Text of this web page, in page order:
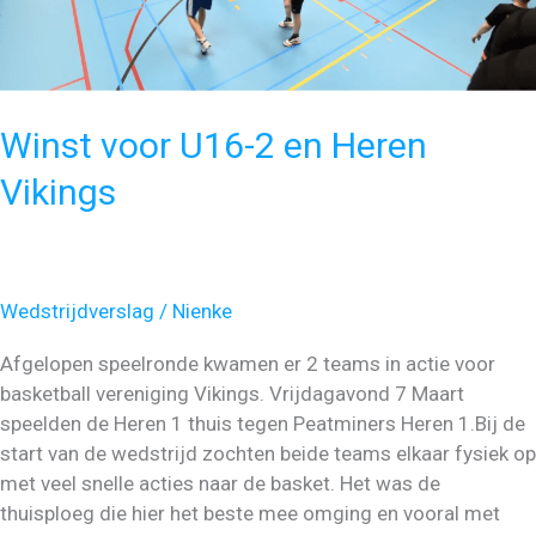
Winst voor U16-2 en Heren
Vikings
Wedstrijdverslag / Nienke
Afgelopen speelronde kwamen er 2 teams in actie voor
basketball vereniging Vikings. Vrijdagavond 7 Maart
speelden de Heren 1 thuis tegen Peatminers Heren 1.Bij de
start van de wedstrijd zochten beide teams elkaar fysiek op
met veel snelle acties naar de basket. Het was de
thuisploeg die hier het beste mee omging en vooral met